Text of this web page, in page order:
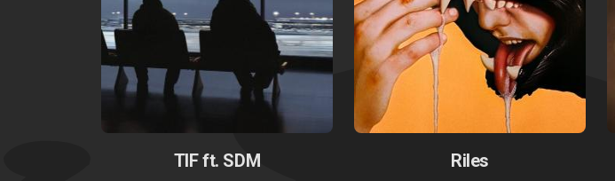
TIF ft. SDM Riles